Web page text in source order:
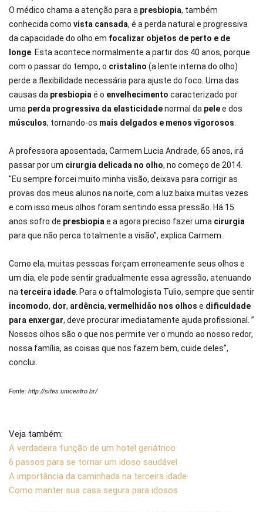
O médico chama a atenção para a presbiopia, também
conhecida como vista cansada, é a perda natural e progressiva
da capacidade do olho em focalizar objetos de perto e de
longe . Esta acontece normalmente a partir dos 40 anos, porque
com o passar do tempo, o cristalino (a lente interna do olho)
perde a flexibilidade necessária para ajuste do foco. Uma das
causas da presbiopia é o envelhecimento caracterizado por
uma perda progressiva da elasticidadenormal da pelee dos
músculos, tornando-os mais delgados e menos vigorosos
A professora aposentada, Carmem Lucia Andrade, 65 anos, irá
passar por um cirurgia delicada no olho, no começo de 2014.
"Eu sempre forcei muito minha visão, deixava para corrigir as
provas dos meus alunos na noite, com a luz baixa muitas vezes
e com isso meus olhos foram sentindo essa pressão. Há 15
anos sofro de presbiopia e a agora preciso fazer uma cirurgia
para que não perca totalmente a visão”, explica Carmem.
Como ela, muitas pessoas forçam erroneamente seus olhos e
um dia, ele pode sentir gradualmente essa agressão, atenuando
na terceira idade . Para o oftalmologista Tulio, sempre que sentir
incomodo, dor, ardência, vermelhidão nos olhos e dificuldade
para enxergar, deve procurar imediatamente ajuda profissional. ”
Nossos olhos são o que nos permite ver o mundo ao nosso redor,
nossa família, as coisas que nos fazem bem, cuide deles”,
conclui.
Fonte: http://sites.unicentro.br/
Veja também:
A verdadeira função de um hotel geriátrico
6 passos para se tornar um idoso saudável
A importância da caminhada na terceira idade
Como manter sua casa segura para idosos